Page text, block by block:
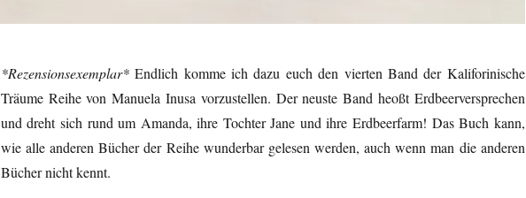
*Rezensionsexemplar*Endlich komme ich dazu euch den vierten Band der Kaliforinische
Träume Reihe von Manuela Inusa vorzustellen. Der neuste Band heoßt Erdbeerversprechen
und dreht sich rund um Amanda, ihre Tochter Jane und ihre Erdbeerfarm! Das Buch kann,
wie alle anderen Bücher der Reihe wunderbar gelesen werden, auch wenn man die anderen
Bücher nicht kennt.